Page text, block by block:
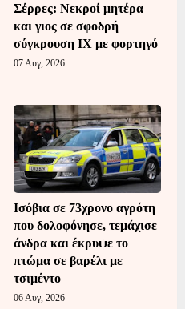
Σέρρες: Νεκροί μητέρα
και γιος σε σφοδρή
σύγκρουση ΙΧ με φορτηγό
07 Αυγ, 2026
Ισόβια σε 73χρονο αγρότη
που δολοφόνησε, τεμάχισε
άνδρα και έκρυψε το
πτώμα σε βαρέλι με
τσιμέντο
06 Αυγ, 2026